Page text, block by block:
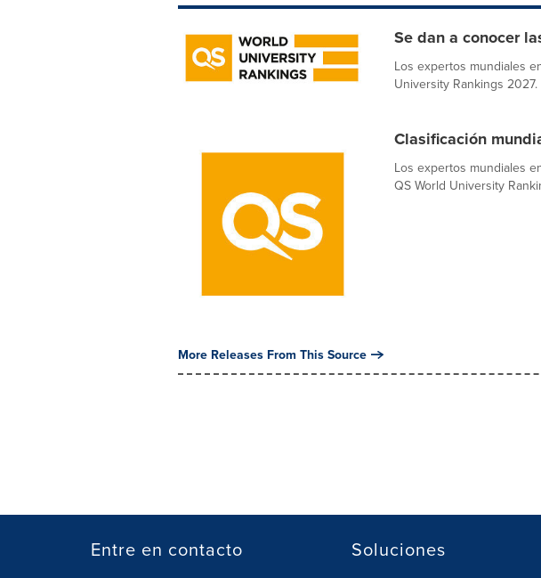
Se dan a conocer
Los expertos mundiales
University Rankings
Clasificación
Los expertos mundiales
QS World University
More Releases From This Source
Entre en contacto Soluciones